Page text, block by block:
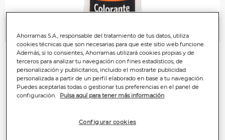
Anterior
Ahorramas S.A., responsable del tratamiento de tus datos, utiliza
cookies técnicas que son necesarias para que este sitio web funcione.
Además, si lo consientes, Ahorramas utilizará cookies propias y de
terceros para analizar tu navegación con fines estadísticos, de
personalización y publicitarios, incluido el mostrarte publicidad
personalizada a partir de un perfil elaborado en base a tu navegación.
Puedes aceptarlas todas o gestionar tus preferencias en el panel de
configuración.
Pulsa aquí para tener más información
Configurar cookies